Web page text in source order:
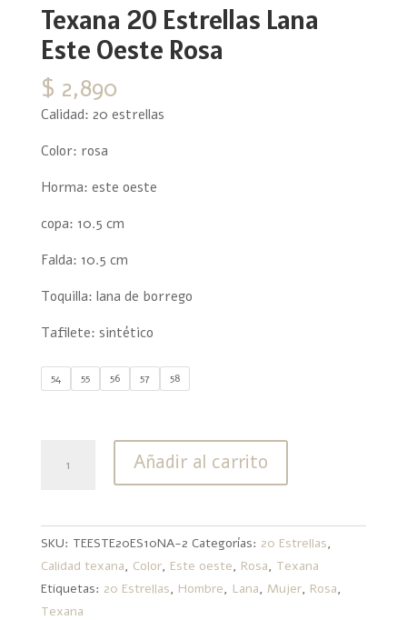
Texana 20 Estrellas Lana
Este Oeste Rosa
$ 2,890
Calidad: 20 estrellas
Color: rosa
Horma: este oeste
copa: 10.5 cm
Falda: 10.5 cm
Toquilla: lana de borrego
Tafilete: sintético
54 55 56 57 58
Este
Oeste
Rosa
cantidad
Añadir al carrito
SKU: TEESTE20ES10NA-2 Categorías: 20 Estrellas,
Calidad texana, Color, Este oeste, Rosa, Texana
Etiquetas: 20 Estrellas, Hombre, Lana, Mujer, Rosa,
Texana